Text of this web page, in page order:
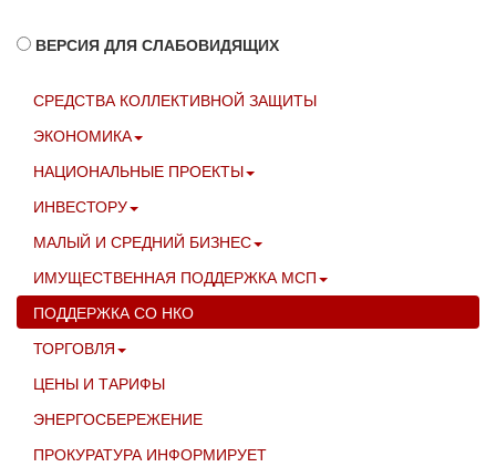
ВЕРСИЯ ДЛЯ СЛАБОВИДЯЩИХ
СРЕДСТВА КОЛЛЕКТИВНОЙ ЗАЩИТЫ
ЭКОНОМИКА
НАЦИОНАЛЬНЫЕ ПРОЕКТЫ
ИНВЕСТОРУ
МАЛЫЙ И СРЕДНИЙ БИЗНЕС
ИМУЩЕСТВЕННАЯ ПОДДЕРЖКА МСП
ПОДДЕРЖКА СО НКО
ТОРГОВЛЯ
ЦЕНЫ И ТАРИФЫ
ЭНЕРГОСБЕРЕЖЕНИЕ
ПРОКУРАТУРА ИНФОРМИРУЕТ